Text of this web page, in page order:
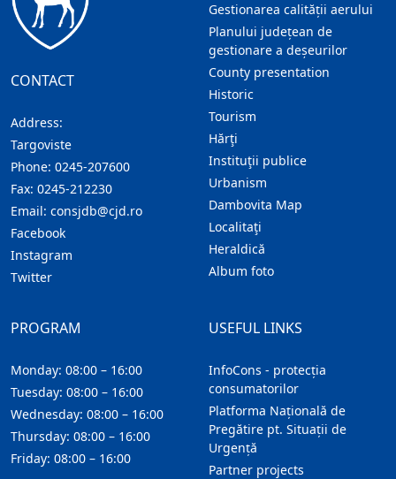
CONTACT
Address:
Targoviste
Phone: 0245-207600
Fax: 0245-212230
Email: consjdb@cjd.ro
Facebook
Instagram
Twitter
Gestionarea calității aerului
Planului județean de
gestionare a deșeurilor
County presentation
Historic
Tourism
Hărţi
Instituţii publice
Urbanism
Dambovita Map
Localitaţi
Heraldică
Album foto
USEFUL LINKS
InfoCons - protecția
consumatorilor
Platforma Națională de
Pregătire pt. Situații de
Urgență
Partner projects
PROGRAM
Monday: 08:00 – 16:00
Tuesday: 08:00 – 16:00
Wednesday: 08:00 – 16:00
Thursday: 08:00 – 16:00
Friday: 08:00 – 16:00